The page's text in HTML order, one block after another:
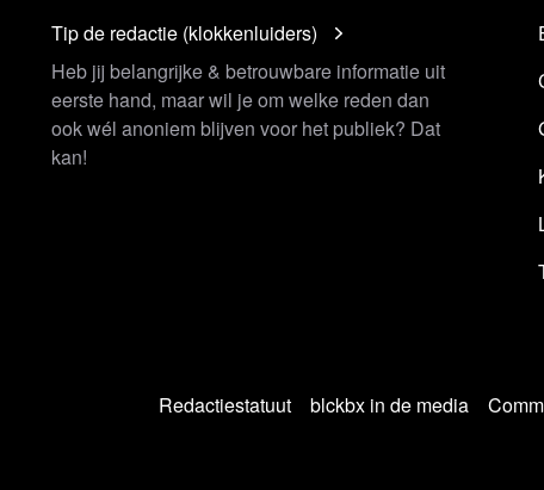
Tip de redactie (klokkenluiders)
Heb jij belangrijke & betrouwbare informatie uit
eerste hand, maar wil je om welke reden dan
ook wél anoniem blijven voor het publiek? Dat
kan!
Redactiestatuut blckbx in de media